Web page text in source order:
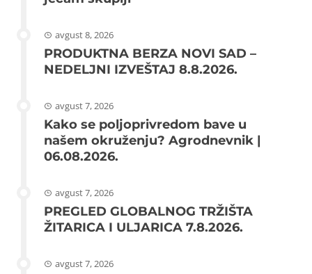
avgust 8, 2026
PRODUKTNA BERZA NOVI SAD –
NEDELJNI IZVEŠTAJ 8.8.2026.
avgust 7, 2026
Kako se poljoprivredom bave u
našem okruženju? Agrodnevnik |
06.08.2026.
avgust 7, 2026
PREGLED GLOBALNOG TRŽIŠTA
ŽITARICA I ULJARICA 7.8.2026.
avgust 7, 2026